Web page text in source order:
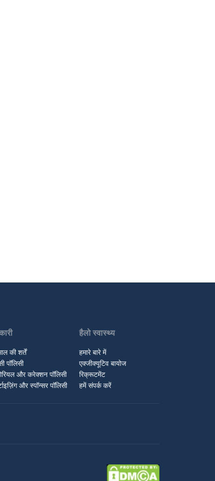
की शर्तें
पॉलिसी
और करेक्शन पॉलिसी
और स्पॉन्सर पॉलिसी
हैलो स्वास्थ्य
हमारे बारे में
एक्जीक्यूटिव बायोज
रिक्रूटमेंट
हमें संपर्क करें